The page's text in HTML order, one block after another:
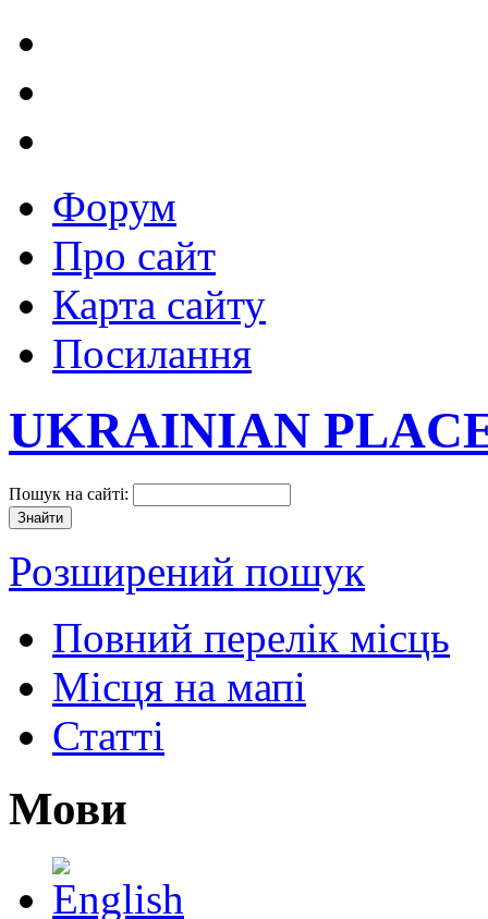
Форум
Про сайт
Карта сайту
Посилання
UKRAINIAN
Пошук на сайті:
Розширений пошук
Повний перелік місць
Місця на мапі
Статті
Мови